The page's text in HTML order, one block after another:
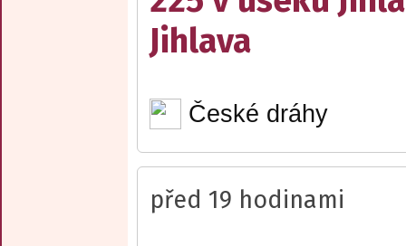
Jihlava
České dráhy
před 19 hodinami